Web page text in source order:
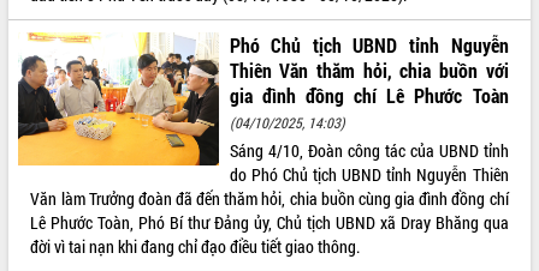
Khám bệnh, cấp phát thuốc miễn phí
và tặng quà người dân xã Cư Pui
Hội nghị UBND tỉnh Đắk Lắk thường kỳ
tháng 7/2026
Lễ truy tặng danh hiệu “Bà Mẹ Việt
Nam Anh hùng” và trao Huân chương
Lao động
UBND tỉnh Đắk Lắk triển khai nhiệm
vụ 6 tháng cuối năm 2026
ALBUM ẢNH
Phó Chủ tịch UBND tỉnh Nguyễn
Thiên Văn thăm hỏi, chia buồn với
gia đình đồng chí Lê Phước Toàn
(04/10/2025, 14:03)
Sáng 4/10, Đoàn công tác của UBND tỉnh
do Phó Chủ tịch UBND tỉnh Nguyễn Thiên
Văn làm Trưởng đoàn đã đến thăm hỏi, chia buồn cùng gia đình đồng chí
Lê Phước Toàn, Phó Bí thư Đảng ủy, Chủ tịch UBND xã Dray Bhăng qua
đời vì tai nạn khi đang chỉ đạo điều tiết giao thông.